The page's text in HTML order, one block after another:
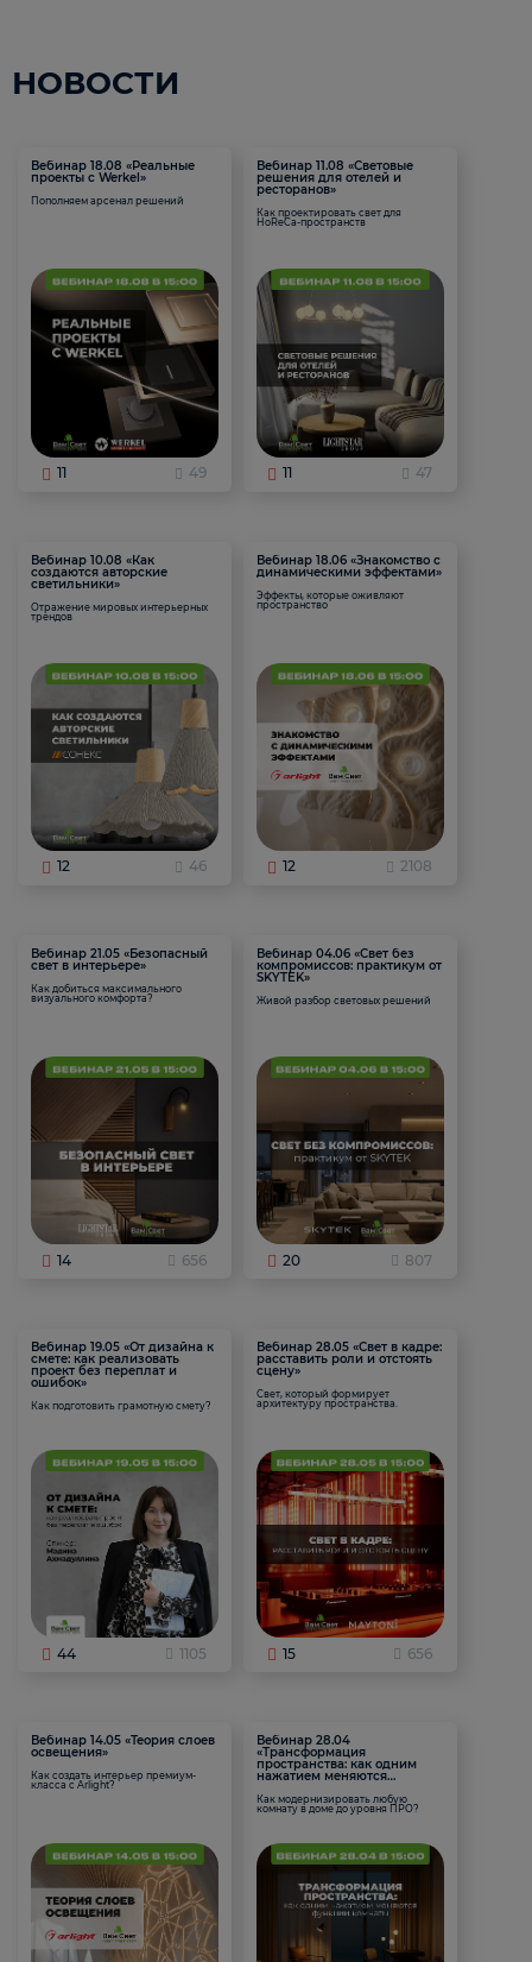
НОВОСТИ
Вебинар 18.08 «Реальные
проекты с Werkel»
Пополняем арсенал решений
11 49
Вебинар 11.08 «Световые
решения для отелей и
ресторанов»
Как проектировать свет для
HoReCa-пространств
11 47
Вебинар 10.08 «Как
создаются авторские
светильники»
Отражение мировых интерьерных
трендов
12 46
Вебинар 18.06 «Знакомство с
динамическими эффектами»
Эффекты, которые оживляют
пространство
12 2108
Вебинар 21.05 «Безопасный
свет в интерьере»
Как добиться максимального
визуального комфорта?
14 656
Вебинар 04.06 «Свет без
компромиссов: практикум от
SKYTEK»
Живой разбор световых решений
20 807
Вебинар 19.05 «От дизайна к
смете: как реализовать
проект без переплат и
ошибок»
Как подготовить грамотную смету?
44 1105
Вебинар 28.05 «Свет в кадре:
расставить роли и отстоять
сцену»
Свет, который формирует
архитектуру пространства.
15 656
Вебинар 14.05 «Теория слоев
освещения»
Как создать интерьер премиум-
класса с Arlight?
Вебинар 28.04
«Трансформация
пространства: как одним
нажатием меняются
Как модернизировать любую
комнату в доме до уровня ПРО?